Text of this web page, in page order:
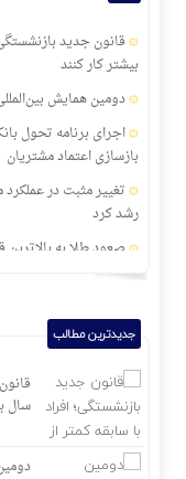
بیشتر کار کنند
دومین همایش
اجرای برنامه تحول
بازسازی اعتماد مشتریان
رشد کرد
صعود طلا به بالاترین قیمت ۷
نوسازی صنعت،
محیط‌زیست، مسیر
مهمانی ۱۲
جدیدترین مطالب
سال